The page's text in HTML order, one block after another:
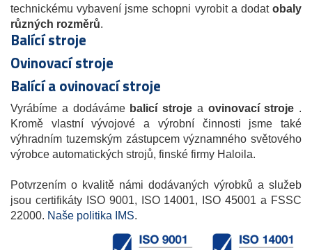
technickému vybavení jsme schopni vyrobit a dodat obaly
různých rozměrů.
Balící stroje
Ovinovací stroje
Balící a ovinovací stroje
Vyrábíme a dodáváme balicí stroje a ovinovací stroje .
Kromě vlastní vývojové a výrobní činnosti jsme také
výhradním tuzemským zástupcem významného světového
výrobce automatických strojů, finské firmy Haloila.
Potvrzením o kvalitě námi dodávaných výrobků a služeb
jsou certifikáty ISO 9001, ISO 14001, ISO 45001 a FSSC
22000. Naše politika IMS.